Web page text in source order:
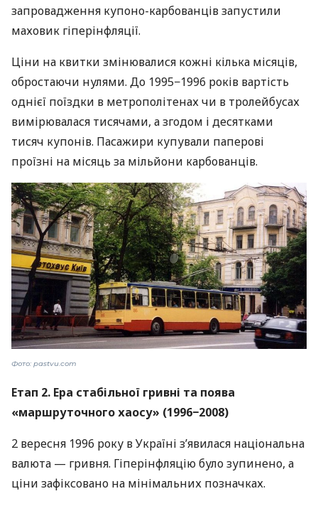
запровадження купоно-карбованців запустили
маховик гіперінфляції.
Ціни на квитки змінювалися кожні кілька місяців,
обростаючи нулями. До 1995−1996 років вартість
однієї поїздки в метрополітенах чи в тролейбусах
вимірювалася тисячами, а згодом і десятками
тисяч купонів. Пасажири купували паперові
проїзні на місяць за мільйони карбованців.
Фото: pastvu.com
Етап 2. Ера стабільної гривні та поява
«маршруточного хаосу» (1996−2008)
2 вересня 1996 року в Україні з’явилася національна
валюта — гривня. Гіперінфляцію було зупинено, а
ціни зафіксовано на мінімальних позначках.